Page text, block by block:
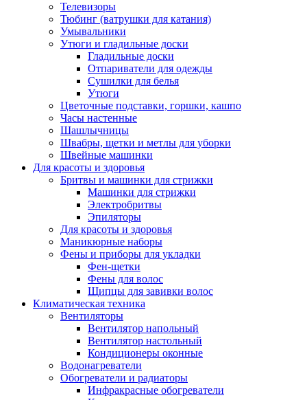
Телевизоры
Тюбинг (ватрушки для катания)
Умывальники
Утюги и гладильные доски
Гладильные доски
Отпариватели для одежды
Сушилки для белья
Утюги
Цветочные подставки, горшки, кашпо
Часы настенные
Шашлычницы
Швабры, щетки и метлы для уборки
Швейные машинки
Для красоты и здоровья
Бритвы и машинки для стрижки
Машинки для стрижки
Электробритвы
Эпиляторы
Для красоты и здоровья
Маникюрные наборы
Фены и приборы для укладки
Фен-щетки
Фены для волос
Щипцы для завивки волос
Климатическая техника
Вентиляторы
Вентилятор напольный
Вентилятор настольный
Кондиционеры оконные
Водонагреватели
Обогреватели и радиаторы
Инфракрасные обогреватели